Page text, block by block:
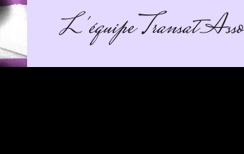
L'équipe Transat Asso